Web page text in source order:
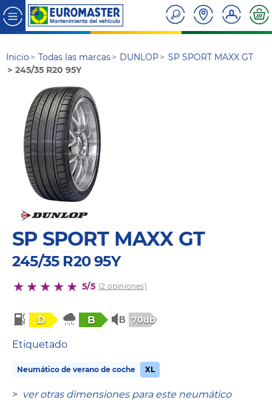
Inicio Todas las marcas DUNLOP
SP SPORT MAXX GT
245/35 R20 95Y
SP SPORT MAXX GT
245/35 R20 95Y
5/5 (2 opiniones)
D B 70db
Etiquetado
Neumático de verano de coche XL
> ver otras dimensiones para este neumático